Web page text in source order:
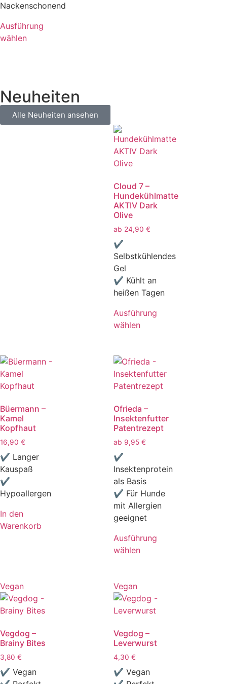
Nackenschonend
Ausführung
wählen
Neuheiten
Alle Neuheiten ansehen
Cloud 7 –
Hundekühlmatte
AKTIV Dark
Olive
ab 24,90 €
✔
Selbstkühlendes
Gel
✔ Kühlt an
heißen Tagen
Ausführung
wählen
Büermann –
Kamel
Kopfhaut
16,90 €
✔ Langer
Kauspaß
✔
Hypoallergen
In den
Warenkorb
Ofrieda –
Insektenfutter
Patentrezept
ab 9,95 €
✔
Insektenprotein
als Basis
✔ Für Hunde
mit Allergien
geeignet
Ausführung
wählen
Vegan
Vegdog –
Brainy Bites
3,80 €
✔ Vegan
Vegan
Vegdog –
Leverwurst
4,30 €
✔ Vegan